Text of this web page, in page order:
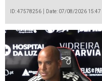
ID: 47578256 Date: 07/08/2026 15:47